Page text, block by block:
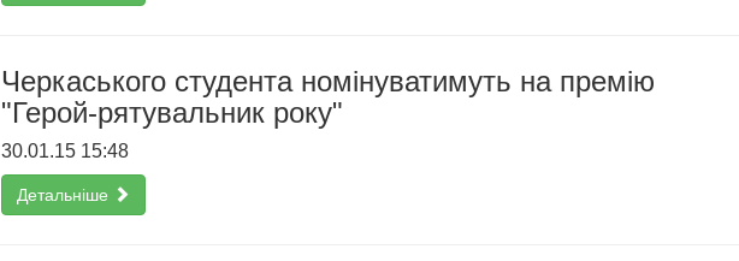
Черкаського студента номінуватимуть на премію
"Герой-рятувальник року"
30.01.15 15:48
Детальніше